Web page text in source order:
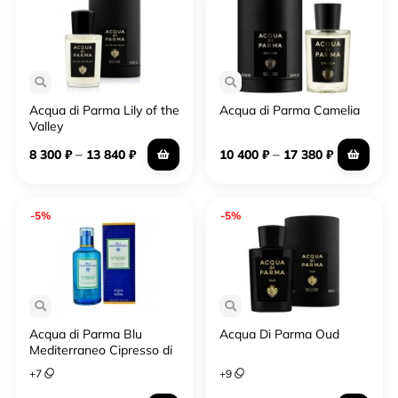
ветивер, пачули, дубовый мох, кедр, можжевельник,
кипарис, сосна, пихта, однако возможны и более
экзотические варианты.
Озоновые (морские), которым свойственны
легкость и непринужденность. Купить мужской
парфюм этого семейства в интернет-магазине
рекомендуется для летнего использования. Чем
жарче – тем непринужденнее должен быть запах, а
ощущение свежести.
Фужерные. Изначально эта группа ароматов
создавалась специально для представителей
сильного пола. Сочетание свежести и горькости,
пряных нот формировало образ аристократа,
купажи могут быть и унисекс, но все-тки
традиционно чаще "носятся" мужчинами. Ноты
Acqua di Parma Lily of the
Valley
8 300 ₽– 13 840 ₽
Acqua di Parma Camelia
10 400 ₽– 17 380 ₽
-5%
Acqua di Parma Blu
Mediterraneo Cipresso di
Toscana
+7
-5%
Acqua Di Parma Oud
+9